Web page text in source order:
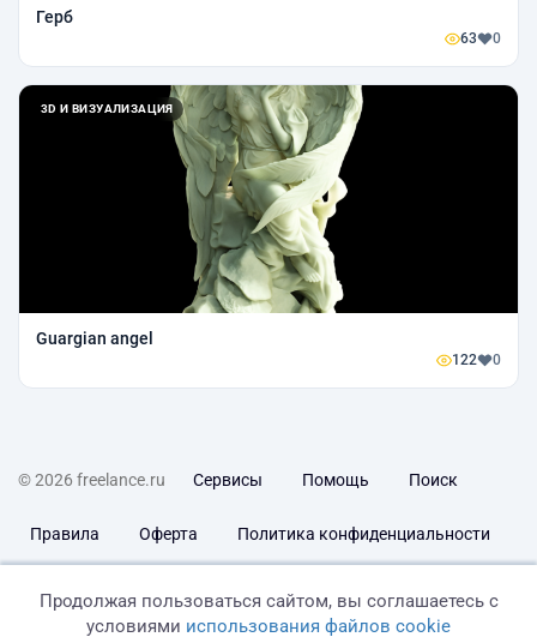
Герб
63 0
3D И ВИЗУАЛИЗАЦИЯ
Guargian angel
122 0
© 2026 freelance.ru Сервисы Помощь Поиск
Правила Оферта Политика конфиденциальности
Продолжая пользоваться сайтом, вы соглашаетесь с
условиями использования файлов cookie